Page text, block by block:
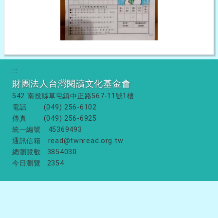
:::
財團法人台灣閱讀文化基金會
542 南投縣草屯鎮中正路567-11號1樓
電話
(049) 256-6102
傳真
(049) 256-6925
統一編號
45369493
通訊信箱
read@twnread.org.tw
總瀏覽數
3854030
今日瀏覽
2354